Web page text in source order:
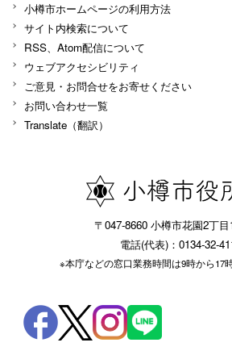
小樽市ホームページの利用方法
サイト内検索について
RSS、Atom配信について
ウェブアクセシビリティ
ご意見・お問合せをお寄せください
お問い合わせ一覧
Translate（翻訳）
〒047-8660 小樽市花園2丁
電話(代表)：0134-32-
※本庁などの窓口業務時間は9時から17